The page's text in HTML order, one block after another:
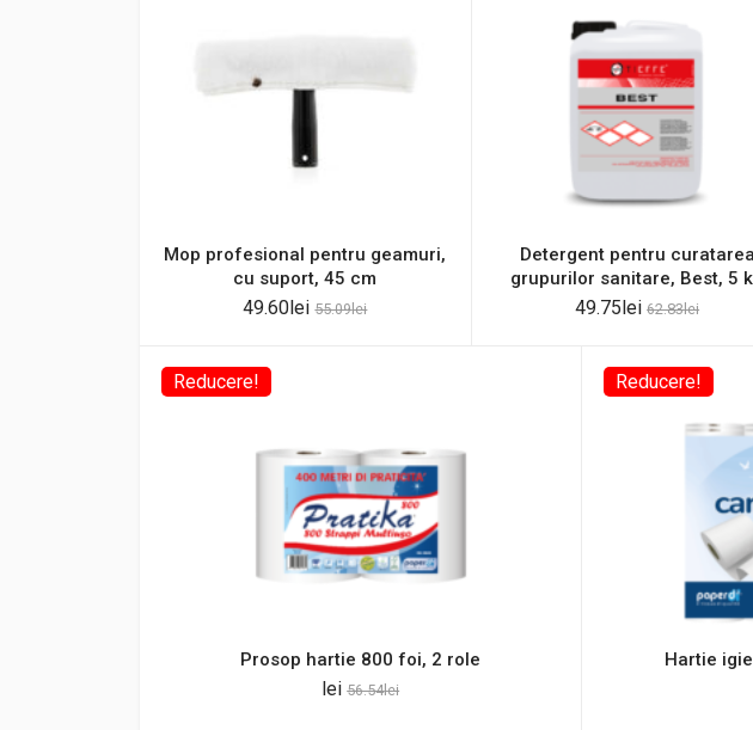
Mop profesional pentru geamuri,
cu suport, 45 cm
49.60lei 55.09lei
Detergent pentru curatarea
grupurilor sanitare, Best, 5
49.75lei 62.83lei
Reducere!
Prosop hartie 800 foi, 2 role
lei 56.54lei
Reducere!
Hartie